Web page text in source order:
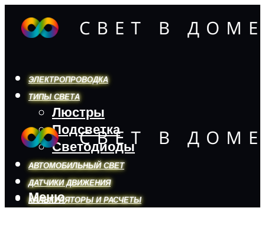
ЭЛЕКТРОПРОВОДКА
ТИПЫ СВЕТА
Люстры
Подсветка
Светодиоды
АВТОМОБИЛЬНЫЙ СВЕТ
ДАТЧИКИ ДВИЖЕНИЯ
КАЛЬКУЛЯТОРЫ И РАСЧЕТЫ
Меню